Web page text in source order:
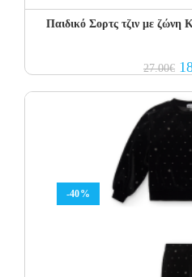
Παιδικό Σορτς τζιν με
27.00€
-40%